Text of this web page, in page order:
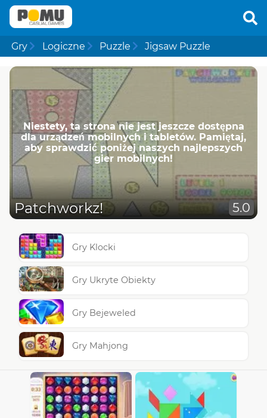
Gry Logiczne Puzzle Jigsaw Puzzle
Niestety, ta strona nie jest jeszcze dostępna
dla urządzeń mobilnych i tabletów. Pamiętaj,
aby sprawdzić poniżej naszych najlepszych
gier mobilnych!
Patchworkz! 5.0
Gry Klocki
Gry Ukryte Obiekty
Gry Bejeweled
Gry Mahjong